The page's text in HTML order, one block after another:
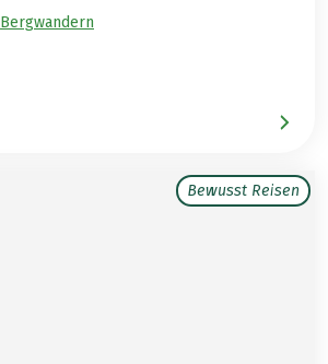
Bergwandern
Bewusst Reisen